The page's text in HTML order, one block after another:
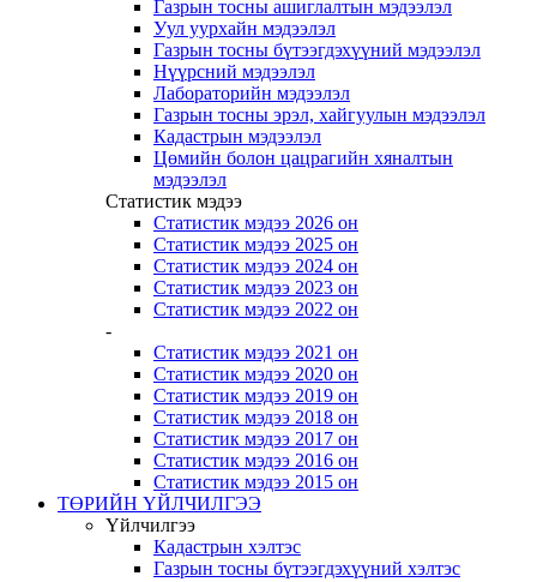
Газрын тосны ашиглалтын мэдээлэл
Уул уурхайн мэдээлэл
Газрын тосны бүтээгдэхүүний мэдээлэл
Нүүрсний мэдээлэл
Лабораторийн мэдээлэл
Газрын тосны эрэл, хайгуулын мэдээлэл
Кадастрын мэдээлэл
Цөмийн болон цацрагийн хяналтын
мэдээлэл
Статистик мэдээ
Статистик мэдээ 2026 он
Статистик мэдээ 2025 он
Статистик мэдээ 2024 он
Статистик мэдээ 2023 он
Статистик мэдээ 2022 он
-
Статистик мэдээ 2021 он
Статистик мэдээ 2020 он
Статистик мэдээ 2019 он
Статистик мэдээ 2018 он
Статистик мэдээ 2017 он
Статистик мэдээ 2016 он
Статистик мэдээ 2015 он
ТӨРИЙН ҮЙЛЧИЛГЭЭ
Үйлчилгээ
Кадастрын хэлтэс
Газрын тосны бүтээгдэхүүний хэлтэс